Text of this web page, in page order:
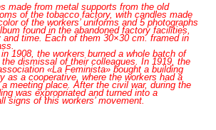
made from metal supports from the old
of the tobacco factory, with candles made
of the workers’ uniforms and 5 photographs
found in the abandoned factory facilities,
and time. Each of them 30×30 cm. framed in
1908, the workers burned a whole batch of
dismissal of their colleagues. In 1919, the
«La Feminista» bought a building
as a cooperative, where the workers had a
meeting place. After the civil war, during the
was expropriated and turned into a
signs of this workers’ movement.